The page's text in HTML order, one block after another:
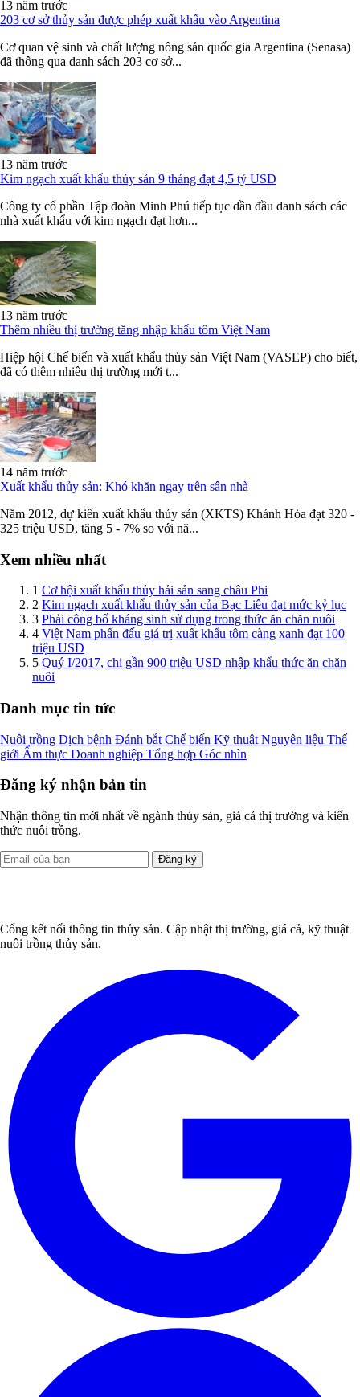
13 năm trước
203 cơ sở thủy sản được phép xuất khẩu vào Argentina
Cơ quan vệ sinh và chất lượng nông sản quốc gia Argentina (Senasa)
đã thông qua danh sách 203 cơ sở...
13 năm trước
Kim ngạch xuất khẩu thủy sản 9 tháng đạt 4,5 tỷ USD
Công ty cổ phần Tập đoàn Minh Phú tiếp tục dần đầu danh sách các
nhà xuất khẩu với kim ngạch đạt hơn...
13 năm trước
Thêm nhiều thị trường tăng nhập khẩu tôm Việt Nam
Hiệp hội Chế biến và xuất khẩu thủy sản Việt Nam (VASEP) cho biết,
đã có thêm nhiều thị trường mới t...
14 năm trước
Xuất khẩu thủy sản: Khó khăn ngay trên sân nhà
Năm 2012, dự kiến xuất khẩu thủy sản (XKTS) Khánh Hòa đạt 320 -
325 triệu USD, tăng 5 - 7% so với nă...
Xem nhiều nhất
1 Cơ hội xuất khẩu thủy hải sản sang châu Phi
2 Kim ngạch xuất khẩu thủy sản của Bạc Liêu đạt mức kỷ lục
3 Phải công bố kháng sinh sử dụng trong thức ăn chăn nuôi
4 Việt Nam phấn đấu giá trị xuất khẩu tôm càng xanh đạt 100
triệu USD
5 Quý I/2017, chi gần 900 triệu USD nhập khẩu thức ăn chăn
nuôi
Danh mục tin tức
Nuôi trồng Dịch bệnh Đánh bắt Chế biến Kỹ thuật Nguyên liệu Thế
giới Ẩm thực Doanh nghiệp Tổng hợp Góc nhìn
Đăng ký nhận bản tin
Nhận thông tin mới nhất về ngành thủy sản, giá cả thị trường và kiến
thức nuôi trồng.
Đăng ký
Cổng kết nối thông tin thủy sản. Cập nhật thị trường, giá cả, kỹ thuật
nuôi trồng thủy sản.